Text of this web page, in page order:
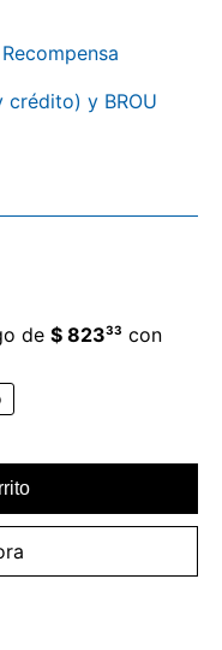
y BROU
de $ 82333 con